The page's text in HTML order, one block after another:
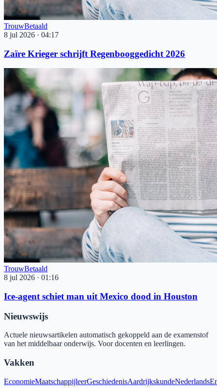
TrouwBetaald
8 jul 2026 · 04:17
Zaïre Krieger schrijft Regenbooggedicht 2026
TrouwBetaald
8 jul 2026 · 01:16
Ice-agent schiet man uit Mexico dood in Houston
Nieuwswijs
Actuele nieuwsartikelen automatisch gekoppeld aan de examenstof
van het middelbaar onderwijs. Voor docenten en leerlingen.
Vakken
EconomieMaatschappijleerGeschiedenisAardrijkskundeNederlands